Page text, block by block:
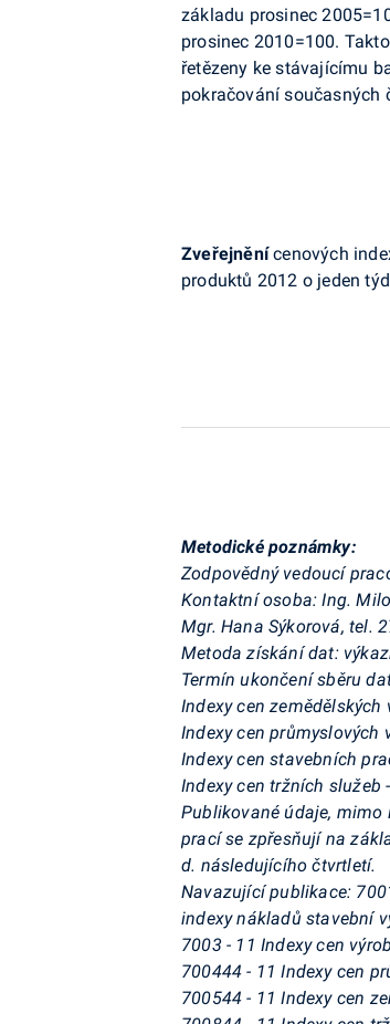
základu prosinec
prosinec 2010=100.
řetězeny ke stávajícímu
pokračování současných
Zveřejněnícenových
produktů 2012 o jeden
Metodické poznámky:
Zodpovědný vedoucí
Kontaktní osoba: Ing.
Mgr. Hana Sýkorová, tel.
Metoda získání dat:
Termín ukončení sběru
Indexy cen
Indexy cen průmyslových
Indexy cen stavebních
Indexy cen tržních služeb
Publikované údaje,
prací se zpřesňují na
d. následujícího čtvrtletí.
Navazující publikace:
indexy nákladů stavební
7003 - 11 Indexy cen
700444 - 11 Indexy cen
700544 - 11 Indexy cen